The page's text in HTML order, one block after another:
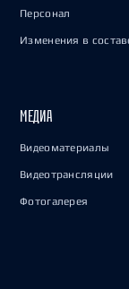
Персонал
Изменения в
МЕДИА
Видеоматериалы
Видеотрансляции
Фотогалерея